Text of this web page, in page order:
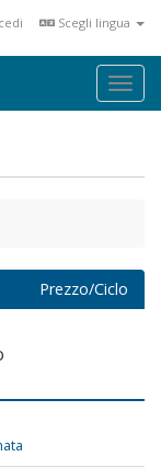
Scegli lingua
Prezzo/Ciclo